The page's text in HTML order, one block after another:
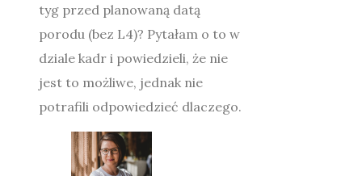
tyg przed planowaną datą
porodu (bez L4)? Pytałam o to w
dziale kadr i powiedzieli, że nie
jest to możliwe, jednak nie
potrafili odpowiedzieć dlaczego.